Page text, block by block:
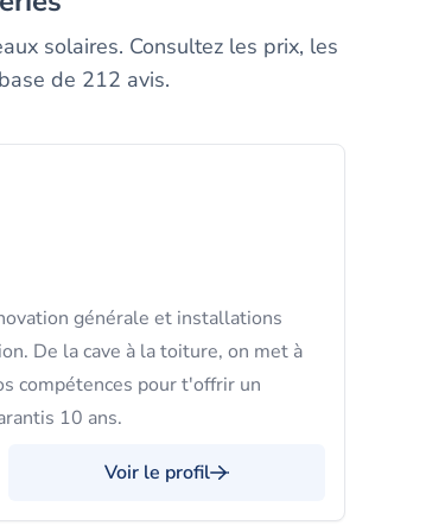
solaires. Consultez les prix, les
de 212 avis.
générale et installations
De la cave à la toiture, on met à
compétences pour t'offrir un
10 ans.
Voir le profil